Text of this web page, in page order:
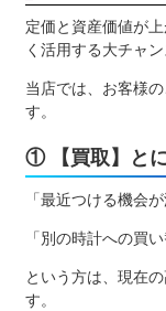
定価と資産価値が
く活用する大チャン
当店では、お客様
す。
① 【買取】と
「最近つける機会
「別の時計への買
という方は、現在
す。